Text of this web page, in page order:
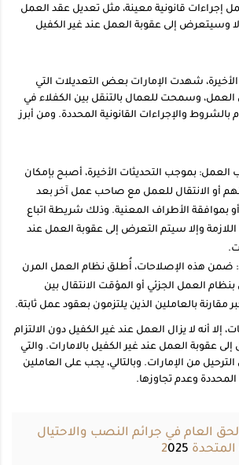
إجراءات قانونية معينة، مثل تعديل عقد العمل
إلا وسيتعرض إلى عقوبة العمل عند غير الكفيل
شهدت الإمارات بعض التعديلات التي
وسمحت للعمال بالتنقل بين الكفلاء في
بالشروط والإجراءات القانونية المحددة. ومن أبرز
العمل: بموجب التحديثات الأخيرة، أصبح بإمكان
أو الانتقال للعمل مع صاحب عمل آخر بعد
بموافقة الأطراف المعنية. وذلك شريطة اتباع
اللازمة وإلا سيتم التعرض إلى عقوبة العمل عند
ضمن هذه الإصلاحات، أُطلق نظام العمل المرن
بنظام العمل الجزئي أو المؤقت الانتقال بين
مقارنة بالعاملين الذين يلتزمون بعقود عمل ثابتة.
إلا أنه لا يزال العمل عند غير الكفيل دون الالتزام
عقوبة العمل عند غير الكفيل بالامارات. والتي
من الإمارات. وبالتالي، يجب على العاملين
المحددة وعدم تجاوزها.
العام في جرائم النصب والاحتيال
2
025